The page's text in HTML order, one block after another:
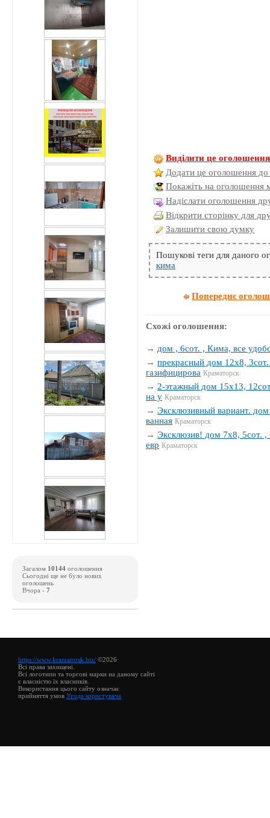
Виділити це оголошення
Додати це оголошення до
Покажіть на оголошення
Надіслати оголошення
Відкрити сторінку для
Залишити свою думку
Пошукові теги для даного
кима
Попереднє
Схожі оголошення:
→ дом , 6сот. , Кима, все
→прекрасный дом 12х8,
газифицирова Краматорск
→ 2-этажный дом 15х13,
на у Краматорск
→Эксклюзивный вариант.
ванная Краматорск
→Эксклюзив! дом 7х8, 5сот. ,
евр Краматорск
Загалом 10144 оголошення
Сьогодні ще не було нових
оголошень
Вчора - 7
https://www.kramatorsk.biz/ ©2026
Всі права захищені.
Всі логотипи та торгові марки на даному сайті
є власністю їх власників.
Використання цього сайту означає
прийняття умов Угода користувача